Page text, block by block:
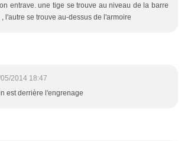
entrave. une tige se trouve au niveau de la barre
l'autre se trouve au-dessus de l'armoire
2014 18:47
est derrière l'engrenage